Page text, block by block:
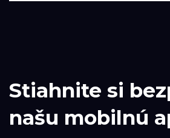
Stiahnite si
našu mobilnú